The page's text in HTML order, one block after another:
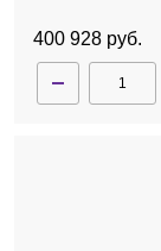
400 928 руб.